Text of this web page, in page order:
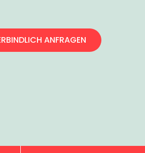
ANFRAGEN